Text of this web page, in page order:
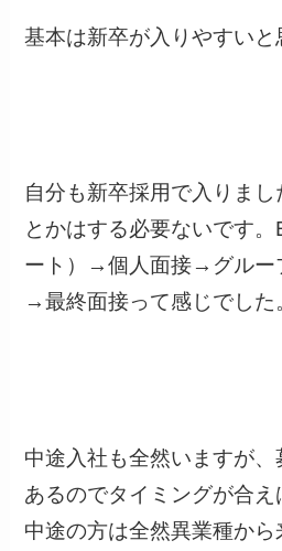
基本は新卒が入りやすいと
自分も新卒採用で入りま
とかはする必要ないです
ート）→個人面接→グルー
→最終面接って感じでした
中途入社も全然いますが
あるのでタイミングが合え
中途の方は全然異業種から